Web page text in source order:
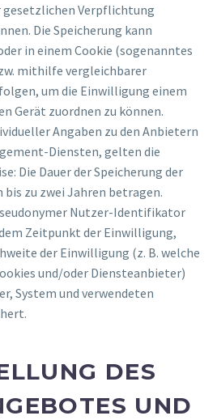
gesetzlichen Verpflichtung
Die Speicherung kann
in einem Cookie (sogenanntes
mithilfe vergleichbarer
um die Einwilligung einem
Gerät zuordnen zu können.
Angaben zu den Anbietern
Diensten, gelten die
Die Dauer der Speicherung der
zu zwei Jahren betragen.
Nutzer-Identifikator
Zeitpunkt der Einwilligung,
der Einwilligung (z. B. welche
und/oder Diensteanbieter)
System und verwendeten
DES
UND